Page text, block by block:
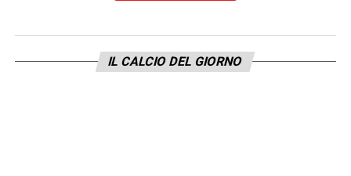
l’attimo dopo senti tutto il peso della
delusione. Speravo veramente di mantenere
IL CALCIO DEL GIORNO